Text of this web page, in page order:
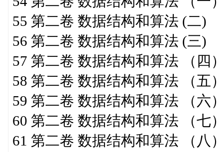
55 第二卷 数据结构和算法 (二)
56 第二卷 数据结构和算法 (三)
57 第二卷 数据结构和算法 （四
58 第二卷 数据结构和算法 （五
59 第二卷 数据结构和算法 （六
60 第二卷 数据结构和算法 （七
61 第二卷 数据结构和算法 （八